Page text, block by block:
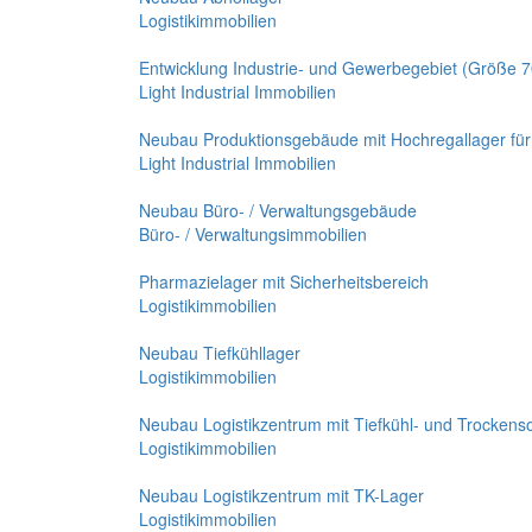
Logistikimmobilien
Entwicklung Industrie- und Gewerbegebiet (Größe
Light Industrial Immobilien
Neubau Produktionsgebäude mit Hochregallager
Light Industrial Immobilien
Neubau Büro- / Verwaltungsgebäude
Büro- / Verwaltungsimmobilien
Pharmazielager mit Sicherheitsbereich
Logistikimmobilien
Neubau Tiefkühllager
Logistikimmobilien
Neubau Logistikzentrum mit Tiefkühl- und
Logistikimmobilien
Neubau Logistikzentrum mit TK-Lager
Logistikimmobilien